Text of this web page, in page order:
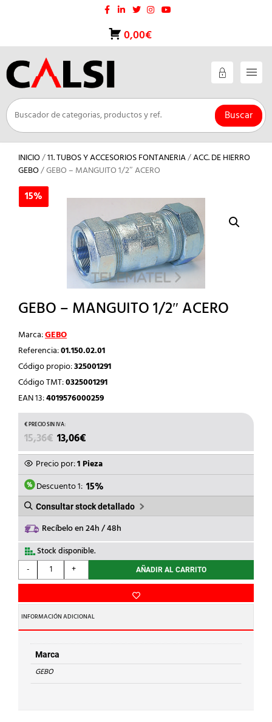
0,00€
Buscar
INICIO/11. TUBOS Y ACCESORIOS FONTANERIA/ACC. DE HIERRO
GEBO/ GEBO – MANGUITO 1/2″ ACERO
15%
GEBO – MANGUITO 1/2″ ACERO
Marca:GEBO
Referencia:01.150.02.01
Código propio:325001291
Código TMT:0325001291
EAN 13:4019576000259
15,36€ EL
PRECIO
ORIGINAL
ERA:
15,36€.
13,06€
PRECIO
ACTUAL
ES:
13,06€.
Precio por:1 Pieza
Descuento 1: 15%
Consultar stock detallado
Recíbelo en 24h / 48h
Stock disponible.
-
GEBO
-
1/2"
ACERO
cantidad
+ AÑADIR AL CARRITO
INFORMACIÓN ADICIONAL
Marca
GEBO
15%